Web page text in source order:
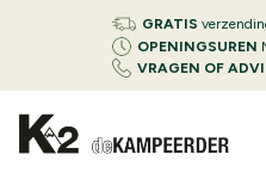
GRATIS
OPENINGSUREN
VRAGEN OF